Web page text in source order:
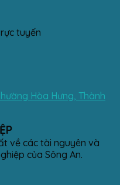
tuyến
Hòa Hưng, Thành
về các tài nguyên và
của Sông An.